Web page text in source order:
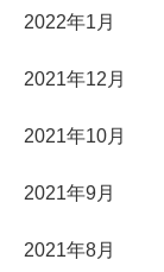
2022年1月
2021年12月
2021年10月
2021年9月
2021年8月